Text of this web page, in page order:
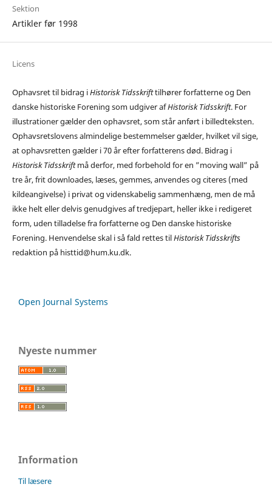
Sektion
Artikler før 1998
Licens
Ophavsret til bidrag iHistorisk Tidsskrifttilhører forfatterne og Den
danske historiske Forening som udgiver afHistorisk Tidsskrift. For
illustrationer gælder den ophavsret, som står anført i billedteksten.
Ophavsretslovens almindelige bestemmelser gælder, hvilket vil sige,
at ophavsretten gælder i 70 år efter forfatterens død. Bidrag i
Historisk Tidsskriftmå derfor, med forbehold for en ”moving wall” på
tre år, frit downloades, læses, gemmes, anvendes og citeres (med
kildeangivelse) i privat og videnskabelig sammenhæng, men de må
ikke helt eller delvis genudgives af tredjepart, heller ikke i redigeret
form, uden tilladelse fra forfatterne og Den danske historiske
Forening. Henvendelse skal i så fald rettes tilHistorisk Tidsskrifts
redaktion på histtid@hum.ku.dk.
Open Journal Systems
Nyeste nummer
Information
Til læsere